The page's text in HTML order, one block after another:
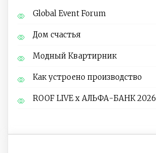
Global Event Forum
Дом счастья
Модный Квартирник
Как устроено производство
ROOF LIVE x АЛЬФА-БАНК 2026